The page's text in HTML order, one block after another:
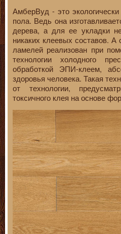
АмберВуд - это
пола. Ведь она
дерева, а для ее укладки
никаких клеевых составов. А
ламелей реализован при
технологии холодного
обработкой ЭПИ-клеем,
здоровья человека. Такая
от технологии,
токсичного клея на основе